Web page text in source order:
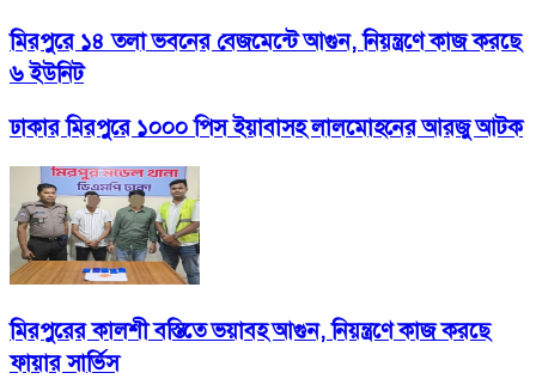
মিরপুরে ১৪ তলা ভবনের বেজমেন্টে আগুন, নিয়ন্ত্রণে কাজ করছে
৬ ইউনিট
ঢাকার মিরপুরে ১০০০ পিস ইয়াবাসহ লালমোহনের আরজু আটক
মিরপুরের কালশী বস্তিতে ভয়াবহ আগুন, নিয়ন্ত্রণে কাজ করছে
ফায়ার সার্ভিস